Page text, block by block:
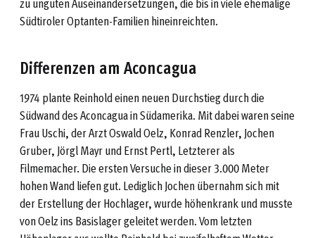
Südtiroler Optanten-Familien hineinreichten.
Differenzen am Aconcagua
1974 plante Reinhold einen neuen Durchstieg durch die
Südwand des Aconcagua in Südamerika. Mit dabei waren seine
Frau Uschi, der Arzt Oswald Oelz, Konrad Renzler, Jochen
Gruber, Jörgl Mayr und Ernst Pertl, Letzterer als
Filmemacher. Die ersten Versuche in dieser 3.000 Meter
hohen Wand liefen gut. Lediglich Jochen übernahm sich mit
der Erstellung der Hochlager, wurde höhenkrank und musste
von Oelz ins Basislager geleitet werden. Vom letzten